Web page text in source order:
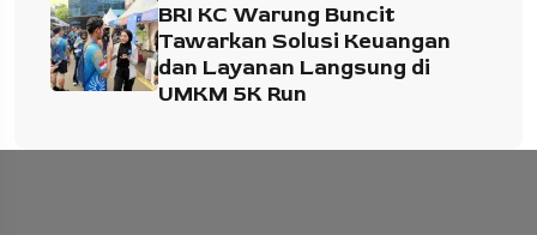
BRI KC Warung Buncit
Tawarkan Solusi Keuangan
dan Layanan Langsung di
UMKM 5K Run